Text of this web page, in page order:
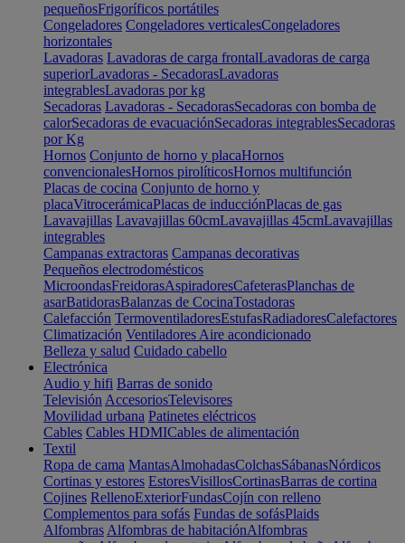
pequeñosFrigoríficos portátiles
Congeladores Congeladores verticalesCongeladores
horizontales
Lavadoras Lavadoras de carga frontalLavadoras de carga
superiorLavadoras - SecadorasLavadoras
integrablesLavadoras por kg
Secadoras Lavadoras - SecadorasSecadoras con bomba de
calorSecadoras de evacuaciónSecadoras integrablesSecadoras
por Kg
Hornos Conjunto de horno y placaHornos
convencionalesHornos pirolíticosHornos multifunción
Placas de cocina Conjunto de horno y
placaVitrocerámicaPlacas de inducciónPlacas de gas
Lavavajillas Lavavajillas 60cmLavavajillas 45cmLavavajillas
integrables
Campanas extractoras Campanas decorativas
Pequeños electrodomésticos
MicroondasFreidorasAspiradoresCafeterasPlanchas de
asarBatidorasBalanzas de CocinaTostadoras
Calefacción TermoventiladoresEstufasRadiadoresCalefactores
Climatización Ventiladores Aire acondicionado
Belleza y salud Cuidado cabello
Electrónica
Audio y hifi Barras de sonido
Televisión AccesoriosTelevisores
Movilidad urbana Patinetes eléctricos
Cables Cables HDMICables de alimentación
Textil
Ropa de cama MantasAlmohadasColchasSábanasNórdicos
Cortinas y estores EstoresVisillosCortinasBarras de cortina
Cojines RellenoExteriorFundasCojín con relleno
Complementos para sofás Fundas de sofásPlaids
Alfombras Alfombras de habitaciónAlfombras